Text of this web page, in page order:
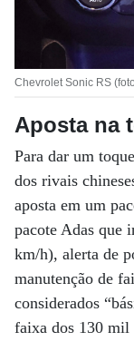
Chevrolet Sonic RS
Aposta na
Para dar um
dos rivais
aposta em um
pacote Adas que
km/h), alerta de
manutenção de
considerados
faixa dos 130 mil